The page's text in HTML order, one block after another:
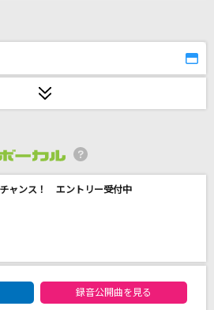
まで～
ャンス！ エントリー受付中
ーカルエントリーランキング
録音公開曲を見る